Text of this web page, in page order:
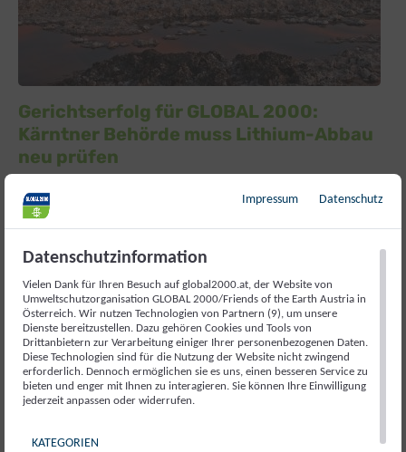
Gerichtserfolg für GLOBAL 2000:
Kärntner Behörde muss Lithium-Abbau
neu prüfen
Das Bundesverwaltungsgericht (BVwG) hat der
Beschwerde von GLOBAL 2000 und weiteren
Beschwerdeführer:innen stattgegeben und den
negativen UVP-Feststellungsbescheid...
Impressum Datenschutz
Datenschutzinformation
Vielen Dank für Ihren Besuch auf global2000.at, der Website von
Umweltschutzorganisation GLOBAL 2000/Friends of the Earth Austria in
Österreich. Wir nutzen Technologien von Partnern (9), um unsere
Dienste bereitzustellen. Dazu gehören Cookies und Tools von
Drittanbietern zur Verarbeitung einiger Ihrer personenbezogenen Daten.
Diese Technologien sind für die Nutzung der Website nicht zwingend
erforderlich. Dennoch ermöglichen sie es uns, einen besseren Service zu
bieten und enger mit Ihnen zu interagieren. Sie können Ihre Einwilligung
jederzeit anpassen oder widerrufen.
KATEGORIEN